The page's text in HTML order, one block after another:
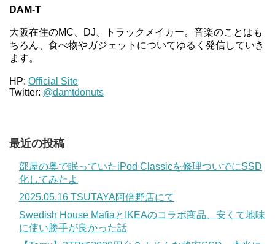
DAM-T
大阪在住のMC、DJ、トラックメイカー。音楽のことはも
ちろん、食べ物やガジェットについてゆるく発信していき
ます。
HP: Official Site
Twitter: @damtdonuts
最近の投稿
部屋の奥で眠っていたiPod Classicを修理ついでにSSD
化してみたよ
2025.05.16 TSUTAYA阿倍野店にて
Swedish House MafiaとIKEAのコラボ商品、安くて地味
に使い勝手が良かった話